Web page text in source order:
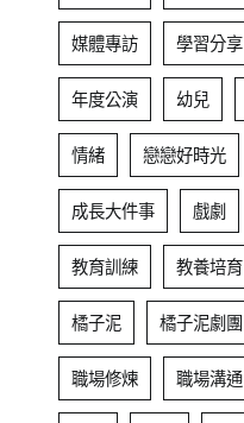
媒體專訪 學習分享
年度公演 幼兒
情緒 戀戀好時光
成長大件事 戲劇
教育訓練 教養培育
橘子泥 橘子泥劇團
職場修煉 職場溝通